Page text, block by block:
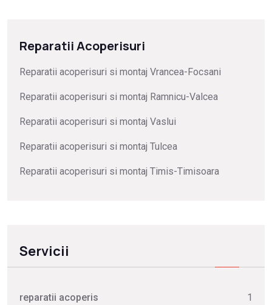
Reparatii Acoperisuri
Reparatii acoperisuri si montaj Vrancea-Focsani
Reparatii acoperisuri si montaj Ramnicu-Valcea
Reparatii acoperisuri si montaj Vaslui
Reparatii acoperisuri si montaj Tulcea
Reparatii acoperisuri si montaj Timis-Timisoara
Servicii
reparatii acoperis 1